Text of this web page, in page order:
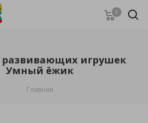
0
развивающих игрушек
Умный ёжик
Главная